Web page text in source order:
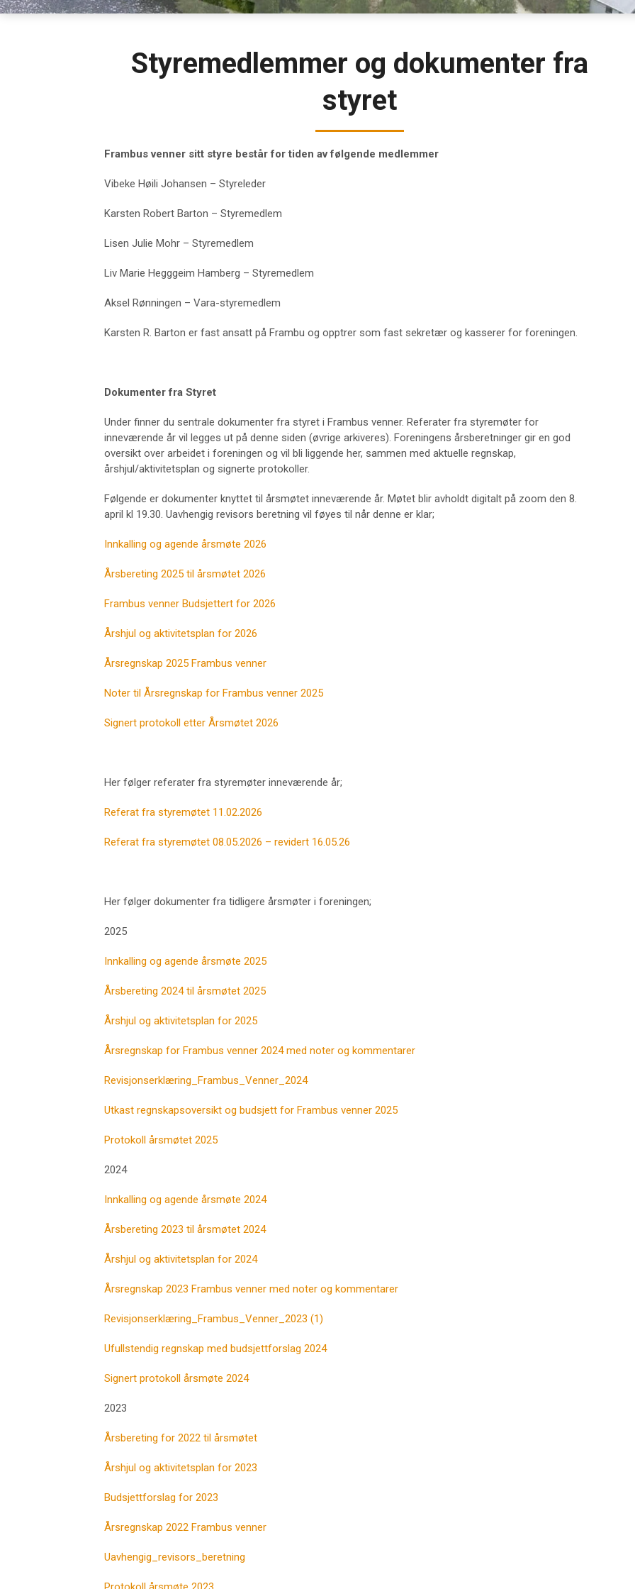
Styremedlemmer og dokumenter fra
styret
Frambus venner sitt styre består for tiden av følgende medlemmer
Vibeke Høili Johansen – Styreleder
Karsten Robert Barton – Styremedlem
Lisen Julie Mohr – Styremedlem
Liv Marie Hegggeim Hamberg – Styremedlem
Aksel Rønningen – Vara-styremedlem
Karsten R. Barton er fast ansatt på Frambu og opptrer som fast sekretær og kasserer for foreningen.
Dokumenter fra Styret
Under finner du sentrale dokumenter fra styret i Frambus venner. Referater fra styremøter for
inneværende år vil legges ut på denne siden (øvrige arkiveres). Foreningens årsberetninger gir en god
oversikt over arbeidet i foreningen og vil bli liggende her, sammen med aktuelle regnskap,
årshjul/aktivitetsplan og signerte protokoller.
Følgende er dokumenter knyttet til årsmøtet inneværende år. Møtet blir avholdt digitalt på zoom den 8.
april kl 19.30. Uavhengig revisors beretning vil føyes til når denne er klar;
Innkalling og agende årsmøte 2026
Årsbereting 2025 til årsmøtet 2026
Frambus venner Budsjettert for 2026
Årshjul og aktivitetsplan for 2026
Årsregnskap 2025 Frambus venner
Noter til Årsregnskap for Frambus venner 2025
Signert protokoll etter Årsmøtet 2026
Her følger referater fra styremøter inneværende år;
Referat fra styremøtet 11.02.2026
Referat fra styremøtet 08.05.2026 – revidert 16.05.26
Her følger dokumenter fra tidligere årsmøter i foreningen;
2025
Innkalling og agende årsmøte 2025
Årsbereting 2024 til årsmøtet 2025
Årshjul og aktivitetsplan for 2025
Årsregnskap for Frambus venner 2024 med noter og kommentarer
Revisjonserklæring_Frambus_Venner_2024
Utkast regnskapsoversikt og budsjett for Frambus venner 2025
Protokoll årsmøtet 2025
2024
Innkalling og agende årsmøte 2024
Årsbereting 2023 til årsmøtet 2024
Årshjul og aktivitetsplan for 2024
Årsregnskap 2023 Frambus venner med noter og kommentarer
Revisjonserklæring_Frambus_Venner_2023 (1)
Ufullstendig regnskap med budsjettforslag 2024
Signert protokoll årsmøte 2024
2023
Årsbereting for 2022 til årsmøtet
Årshjul og aktivitetsplan for 2023
Budsjettforslag for 2023
Årsregnskap 2022 Frambus venner
Uavhengig_revisors_beretning